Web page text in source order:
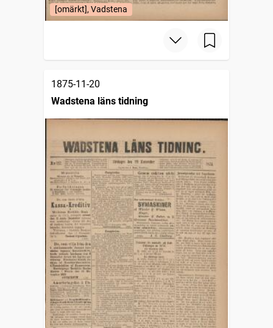
[omärkt], Vadstena
1875-11-20
Wadstena läns tidning